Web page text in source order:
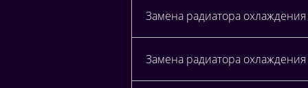
Замена радиатора
Замена радиатора